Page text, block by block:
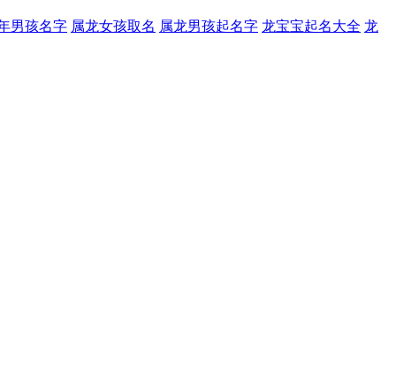
男孩名字 属龙女孩取名 属龙男孩起名字 龙宝宝起名大全 龙